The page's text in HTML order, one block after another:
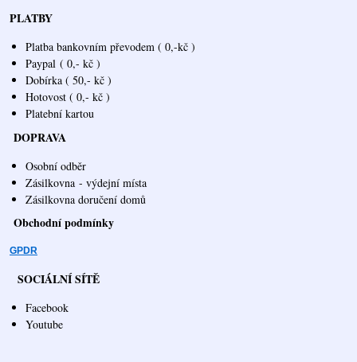
PLATBY
Platba bankovním převodem ( 0,-kč )
Paypal ( 0,- kč )
Dobírka ( 50,- kč )
Hotovost ( 0,- kč )
Platební kartou
DOPRAVA
Osobní odběr
Zásilkovna - výdejní místa
Zásilkovna doručení domů
Obchodní podmínky
GPDR
SOCIÁLNÍ SÍTĚ
Facebook
Youtube